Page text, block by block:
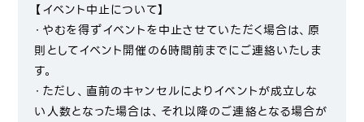
【イベント中止について】
・やむを得ずイベントを中止させていただく場合は、原
則としてイベント開催の6時間前までにご連絡いたしま
す。
・ただし、直前のキャンセルによりイベントが成立しな
い人数となった場合は、それ以降のご連絡となる場合が